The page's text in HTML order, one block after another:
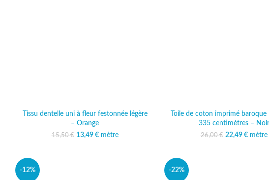
Tissu dentelle uni à fleur festonnée légère
– Orange
15,50€
Le prix initial était :
13,49 € Le prix actuel est :
mètre
Toile de coton imprimé baroque
335 centimètres – Noir
26,00€
Le prix
22,49 € Le
mètre
-12% -22%